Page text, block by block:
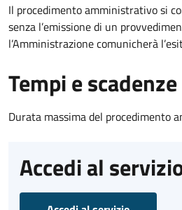
Il procedimento amministrativo si
senza l’emissione di un
l’Amministrazione comunicherà
Tempi e scadenze
Durata massima del procedimento
Accedi al